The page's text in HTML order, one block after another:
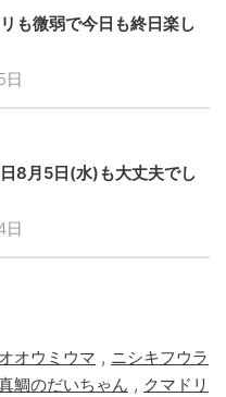
も微弱で今日も終日楽し
日
8月5日(水)も大丈夫でし
日
オオウミウマ , ニシキフウラ
鯛のだいちゃん , クマドリ